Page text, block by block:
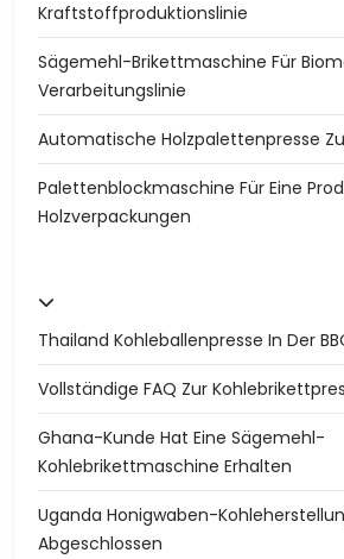
Kraftstoffproduktionslinie
Sägemehl-Brikettmaschine Für
Verarbeitungslinie
Automatische Holzpalettenpresse
Palettenblockmaschine Für Eine
Holzverpackungen
Thailand Kohleballenpresse In Der
Vollständige FAQ Zur
Ghana-Kunde Hat Eine Sägemehl-
Kohlebrikettmaschine Erhalten
Uganda Honigwaben-
Abgeschlossen